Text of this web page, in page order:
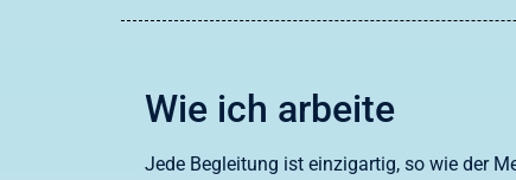
Wie ich arbeite
Jede Begleitung ist einzigartig, so wie der